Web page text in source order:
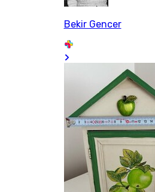
Bekir Gencer